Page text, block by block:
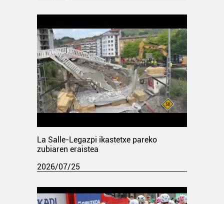
La Salle-Legazpi ikastetxe pareko
zubiaren eraistea
2026/07/25